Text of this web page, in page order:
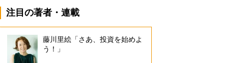
注目の著者・連載
藤川里絵「さあ、投資を始めよ
う！」